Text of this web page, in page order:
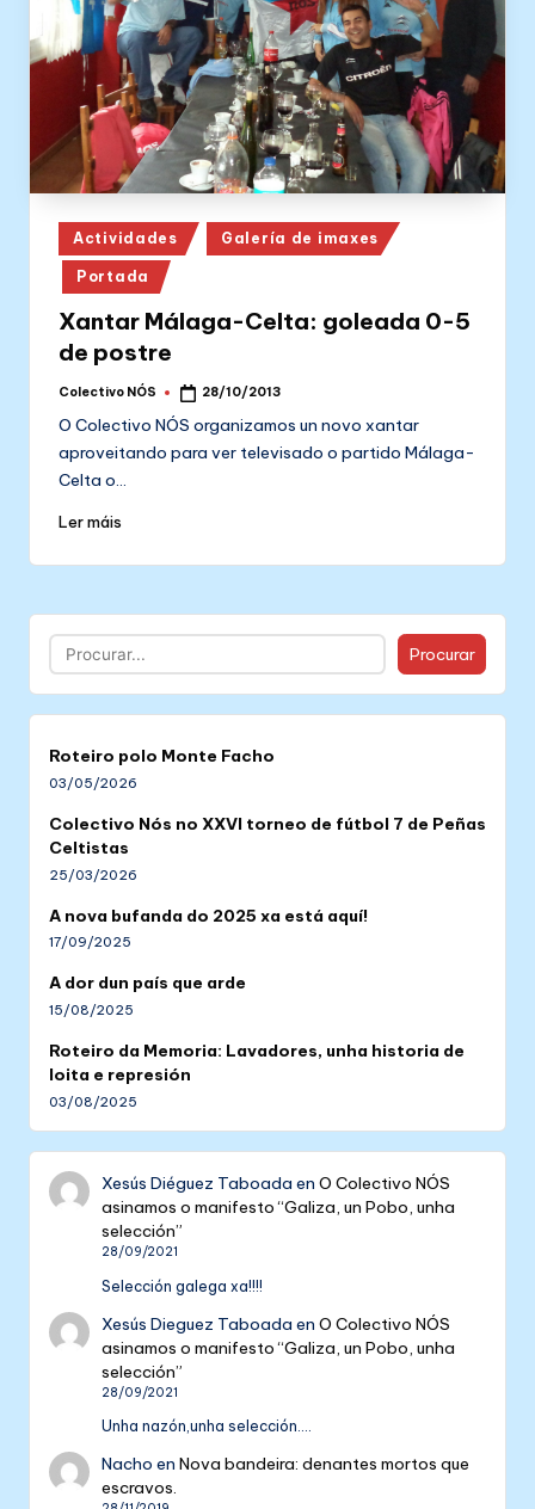
Posted
in
Actividades Galería de imaxes
Portada
Xantar Málaga-Celta: goleada 0-5
de postre
Posted
Colectivo NÓS 28/10/2013
O Colectivo NÓS organizamos un novo xantar
aproveitando para ver televisado o partido Málaga-
Celta o…
Ler máis
Buscar Procurar
Roteiro polo Monte Facho
03/05/2026
Colectivo Nós no XXVI torneo de fútbol 7 de Peñas
Celtistas
25/03/2026
A nova bufanda do 2025 xa está aquí!
17/09/2025
A dor dun país que arde
15/08/2025
Roteiro da Memoria: Lavadores, unha historia de
loita e represión
03/08/2025
Xesús Diéguez Taboada enO Colectivo NÓS
asinamos o manifesto “Galiza, un Pobo, unha
selección”
28/09/2021
Selección galega xa!!!!
Xesús Dieguez Taboada enO Colectivo NÓS
asinamos o manifesto “Galiza, un Pobo, unha
selección”
28/09/2021
Unha nazón,unha selección....
Nacho enNova bandeira: denantes mortos que
escravos.